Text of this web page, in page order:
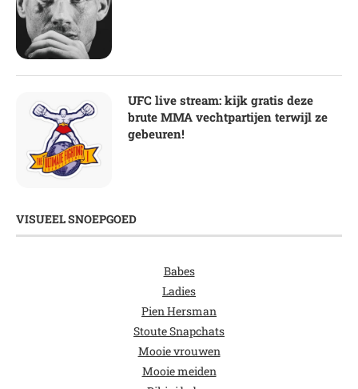
UFC live stream: kijk gratis deze
brute MMA vechtpartijen terwijl ze
gebeuren!
VISUEEL SNOEPGOED
Babes
Ladies
Pien Hersman
Stoute Snapchats
Mooie vrouwen
Mooie meiden